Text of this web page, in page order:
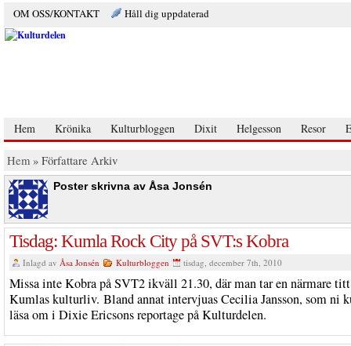
OM OSS/KONTAKT Håll dig uppdaterad
Hem Krönika Kulturbloggen Dixit Helgesson Resor
Hem » Författare Arkiv
Poster skrivna av Åsa Jonsén
Tisdag: Kumla Rock City på SVT:s Kobra
Inlagd av Åsa Jonsén Kulturbloggen tisdag, december 7th, 2010
Missa inte Kobra på SVT2 ikväll 21.30, där man tar en närmare
Kumlas kulturliv. Bland annat intervjuas Cecilia Jansson, som ni
läsa om i Dixie Ericsons reportage på Kulturdelen.